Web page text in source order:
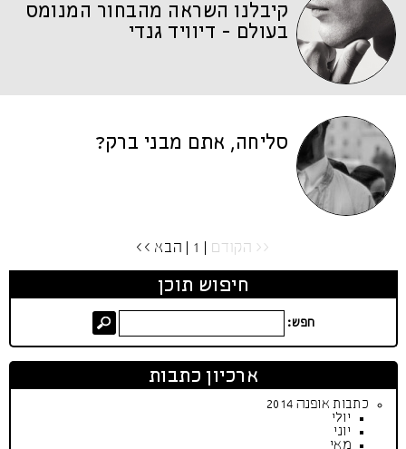
קיבלנו השראה מהבחור המנומס
בעולם - דיוויד גנדי
סליחה, אתם מבני ברק?
<< הקודם הבא >>
חיפוש תוכן
חפש:
ארכיון כתבות
כתבות אופנה 2014
יולי
יוני
מאי